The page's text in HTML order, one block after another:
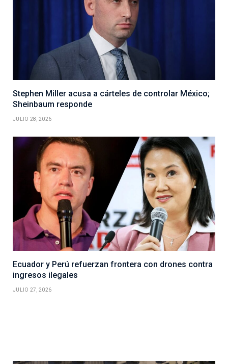
Stephen Miller acusa a cárteles de controlar México;
Sheinbaum responde
JULIO 28, 2026
Ecuador y Perú refuerzan frontera con drones contra
ingresos ilegales
JULIO 27, 2026